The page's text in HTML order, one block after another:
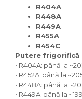
R404A
R448A
R449A
R455A
R454C
Putere frigorifică
• R404A: până la
• R452A: până la
• R448A: până la
• R449A: până la